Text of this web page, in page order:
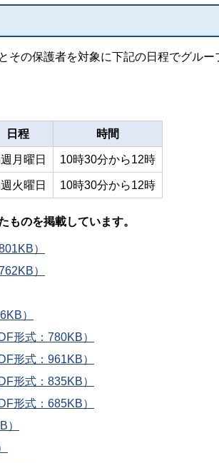
その保護者を対象に下記の日程でグルー
日程 時間
月曜日 10時30分から12時
火曜日 10時30分から12時
ものを掲載しています。
）
）
）
形式：780KB）
形式：961KB）
形式：835KB）
形式：685KB）